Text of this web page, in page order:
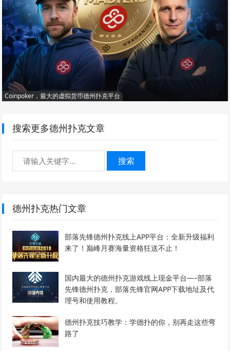
Coinpoker，最大的虚拟货币德州扑克平台
搜索更多德州扑克文章
搜索
德州扑克热门文章
部落先锋德州扑克线上APP平台：全新升级福利
来了！巅峰月赛海量资格狂送不止！
国内最大的德州扑克游戏线上现金平台—–部落
先锋德州扑克，部落先锋官网APP下载地址及代
理号和使用教程。
德州扑克技巧教学：学德扑的你，别再走这些弯
路了